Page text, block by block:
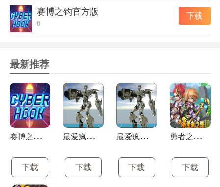
赛博之钩官方版
0
下载
最新推荐
赛
博之钩最新版
下载
最
爱疯狂战机正式版
下载
最
爱疯狂战机最新版
下载
勇
者之路2加强版
下载